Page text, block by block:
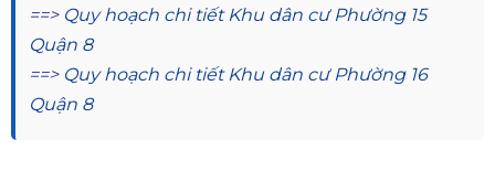
==> Quy hoạch chi tiết Khu dân cư Phường 15
Quận 8
==> Quy hoạch chi tiết Khu dân cư Phường 16
Quận 8